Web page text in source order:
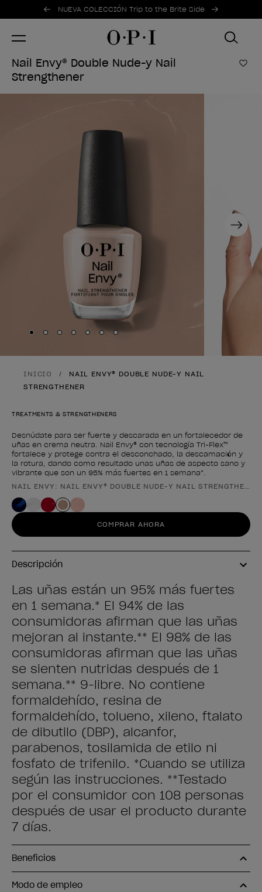
Ofertas promocionales
NUEVA COLECCIÓN Trip to the Brite Side
Item 1 of 2
Nail Envy® Double Nude-y Nail
Strengthener
Next
Skip to slide
Skip to slide
Skip to slide
Skip to slide
Skip to slide
Skip to slide
Skip to slide
INICIO
NAIL ENVY® DOUBLE NUDE-Y NAIL
STRENGTHENER
TREATMENTS & STRENGTHENERS
Desnúdate para ser fuerte y descarada en un fortalecedor de
uñas en crema neutra. Nail Envy® con tecnología Tri-Flex™
fortalece y protege contra el desconchado, la descamación y
la rotura, dando como resultado unas uñas de aspecto sano y
vibrante que son un 95% más fuertes en 1 semana*.
Forma del producto
NAIL ENVY: NAIL ENVY® DOUBLE NUDE-Y NAIL STRENGTHENER
COMPRAR AHORA
Descripción
Las uñas están un 95% más fuertes
en 1 semana.* El 94% de las
consumidoras afirman que las uñas
mejoran al instante.** El 98% de las
consumidoras afirman que las uñas
se sienten nutridas después de 1
semana.** 9-libre. No contiene
formaldehído, resina de
formaldehído, tolueno, xileno, ftalato
de dibutilo (DBP), alcanfor,
parabenos, tosilamida de etilo ni
fosfato de trifenilo. *Cuando se utiliza
según las instrucciones. **Testado
por el consumidor con 108 personas
después de usar el producto durante
7 días.
Beneficios
Modo de empleo